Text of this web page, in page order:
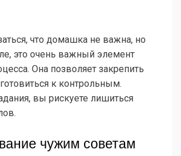
что домашка не важна, но
это очень важный элемент
Она позволяет закрепить
к контрольным.
вы рискуете лишиться
чужим советам